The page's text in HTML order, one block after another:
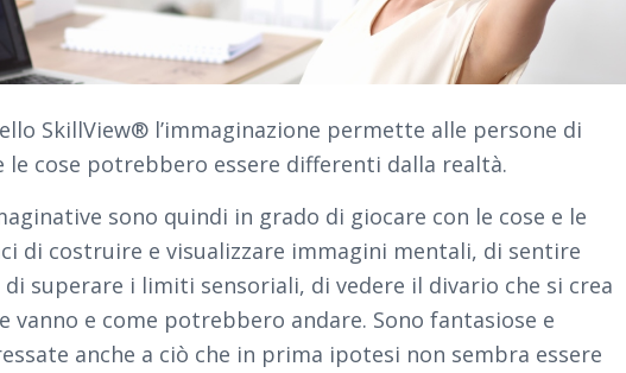
SkillView® l’immaginazione permette alle persone di
le cose potrebbero essere differenti dalla realtà.
sono quindi in grado di giocare con le cose e le
di costruire e visualizzare immagini mentali, di sentire
superare i limiti sensoriali, di vedere il divario che si crea
vanno e come potrebbero andare. Sono fantasiose e
anche a ciò che in prima ipotesi non sembra essere